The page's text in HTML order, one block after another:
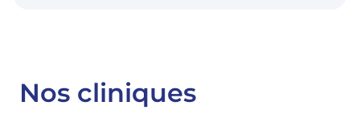
Nos cliniques